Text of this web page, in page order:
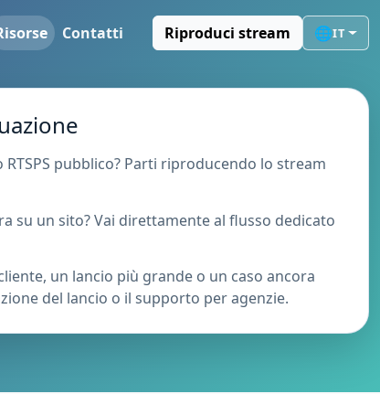
Contatti Riproduci stream 🌐IT
RTSPS pubblico? Parti riproducendo lo stream
su un sito? Vai direttamente al flusso dedicato
un lancio più grande o un caso ancora
del lancio o il supporto per agenzie.